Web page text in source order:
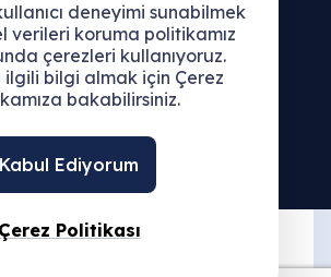
deneyimi sunabilmek
verileri koruma politikamız
çerezleri kullanıyoruz.
ilgili bilgi almak için Çerez
bakabilirsiniz.
Kabul Ediyorum
Çerez Politikası